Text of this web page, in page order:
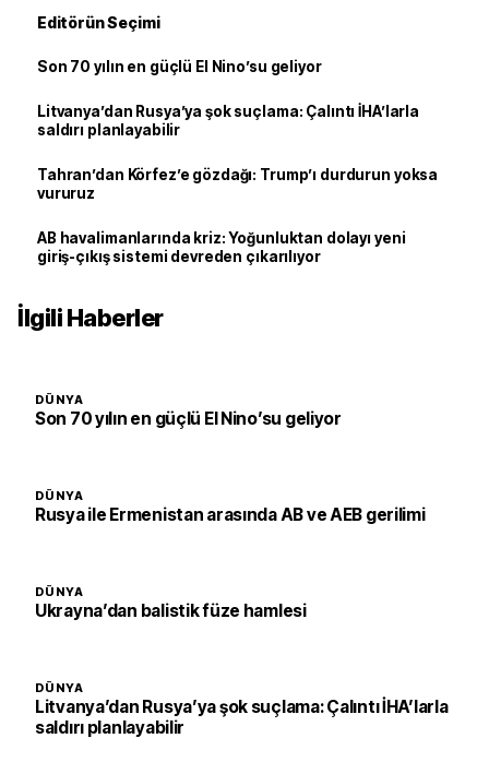
Editörün Seçimi
Son 70 yılın en güçlü El Nino’su geliyor
Litvanya’dan Rusya’ya şok suçlama: Çalıntı İHA’larla
saldırı planlayabilir
Tahran’dan Körfez’e gözdağı: Trump’ı durdurun yoksa
vururuz
AB havalimanlarında kriz: Yoğunluktan dolayı yeni
giriş-çıkış sistemi devreden çıkarılıyor
İlgili Haberler
DÜNYA
Son 70 yılın en güçlü El Nino’su geliyor
DÜNYA
Rusya ile Ermenistan arasında AB ve AEB gerilimi
DÜNYA
Ukrayna’dan balistik füze hamlesi
DÜNYA
Litvanya’dan Rusya’ya şok suçlama: Çalıntı İHA’larla
saldırı planlayabilir